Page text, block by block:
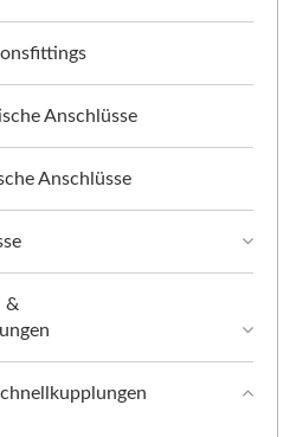
Anschlüsse
Anschlüsse
&